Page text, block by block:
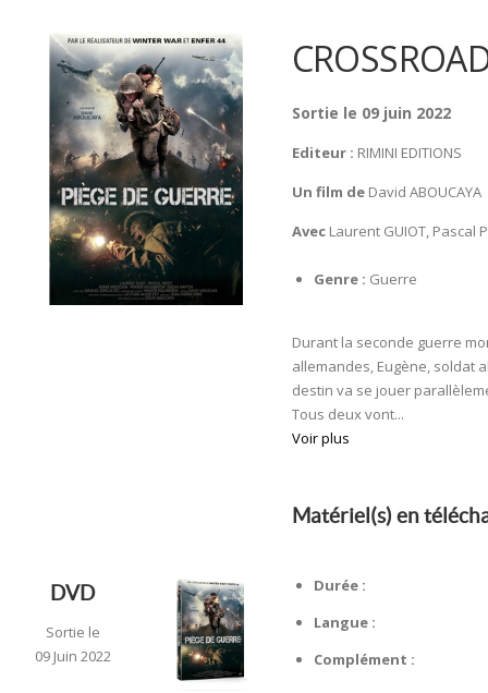
Sortie le 09 juin 2022
Editeur : RIMINI EDITIONS
Un film deDavid ABOUCAYA
AvecLaurent GUIOT, Pascal
Genre : Guerre
Durant la seconde guerre
allemandes, Eugène, soldat
destin va se jouer
Tous deux vont...
Voir plus
Matériel(s) en
DVD
Sortie le
09 Juin 2022
Durée :
Langue :
Complément :